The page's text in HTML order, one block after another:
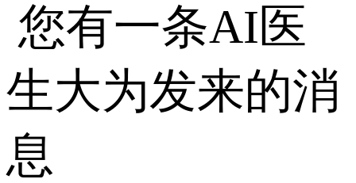
您有一条AI医
生大为发来的消
息